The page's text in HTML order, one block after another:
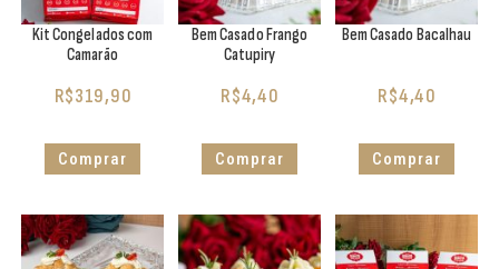
Kit Congelados com
Camarão
R$319,90
Comprar
Bem Casado Frango
Catupiry
R$4,40
Comprar
Bem Casado Bacalhau
R$4,40
Comprar